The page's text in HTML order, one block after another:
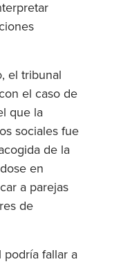
el tribunal
el caso de
que la
sociales fue
de la
en
a parejas
de
fallar a